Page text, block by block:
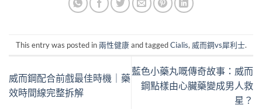
This entry was posted in兩性健康and taggedCialis, 威而鋼vs犀利士.
威而鋼配合前戲最佳時機｜藥
效時間線完整拆解
藍色小藥丸嘅傳奇故事：威而
鋼點樣由心臟藥變成男人救
星？